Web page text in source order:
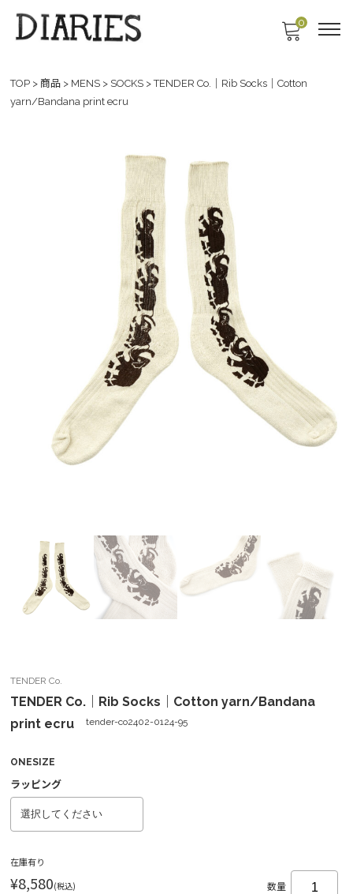
0
TOP > 商品 > MENS > SOCKS >TENDER Co.｜Rib Socks｜Cotton
yarn/Bandana print ecru
TENDER Co.
TENDER Co.｜Rib Socks｜Cotton yarn/Bandana
print ecru
tender-co2402-0124-95
ONESIZE
ラッピング
在庫有り
¥8,580(税込) 数量